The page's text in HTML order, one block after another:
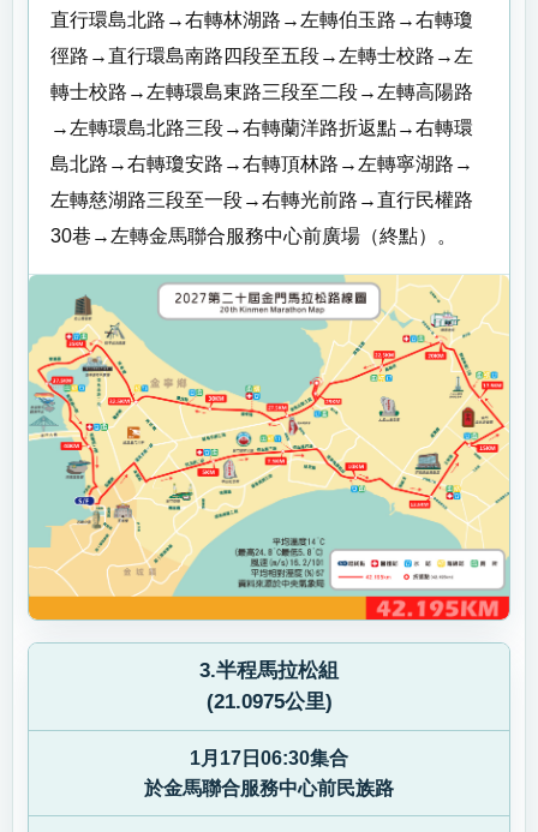
直行環島北路→右轉林湖路→左轉伯玉路→右轉瓊
徑路→直行環島南路四段至五段→左轉士校路→左
轉士校路→左轉環島東路三段至二段→左轉高陽路
→左轉環島北路三段→右轉蘭洋路折返點→右轉環
島北路→右轉瓊安路→右轉頂林路→左轉寧湖路→
左轉慈湖路三段至一段→右轉光前路→直行民權路
30巷→左轉金馬聯合服務中心前廣場（終點）。
3.半程馬拉松組
(21.0975公里)
1月17日06:30集合
於金馬聯合服務中心前民族路